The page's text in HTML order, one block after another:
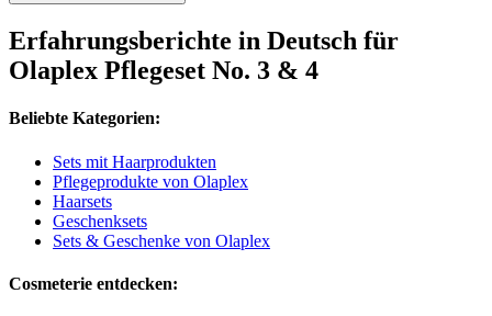
Erfahrungsberichte in Deutsch für
Olaplex Pflegeset No. 3 & 4
Beliebte Kategorien:
Sets mit Haarprodukten
Pflegeprodukte von Olaplex
Haarsets
Geschenksets
Sets & Geschenke von Olaplex
Cosmeterie entdecken: